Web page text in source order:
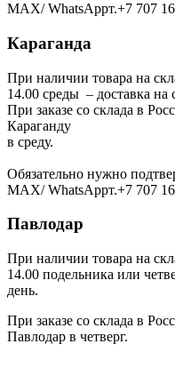
МАХ/ WhatsAppт.+7 707
Караганда
При наличии товара на
14.00 среды – доставка
При заказе со склада в
Караганду
в среду.
Обязательно нужно
МАХ/ WhatsAppт.+7 707
Павлодар
При наличии товара на
14.00 подельника или
день.
При заказе со склада в
Павлодар в четверг.